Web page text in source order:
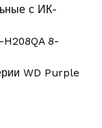
с ИК-
8-
WD Purple